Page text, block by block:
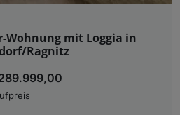
Wohnung mit Loggia in
Ragnitz